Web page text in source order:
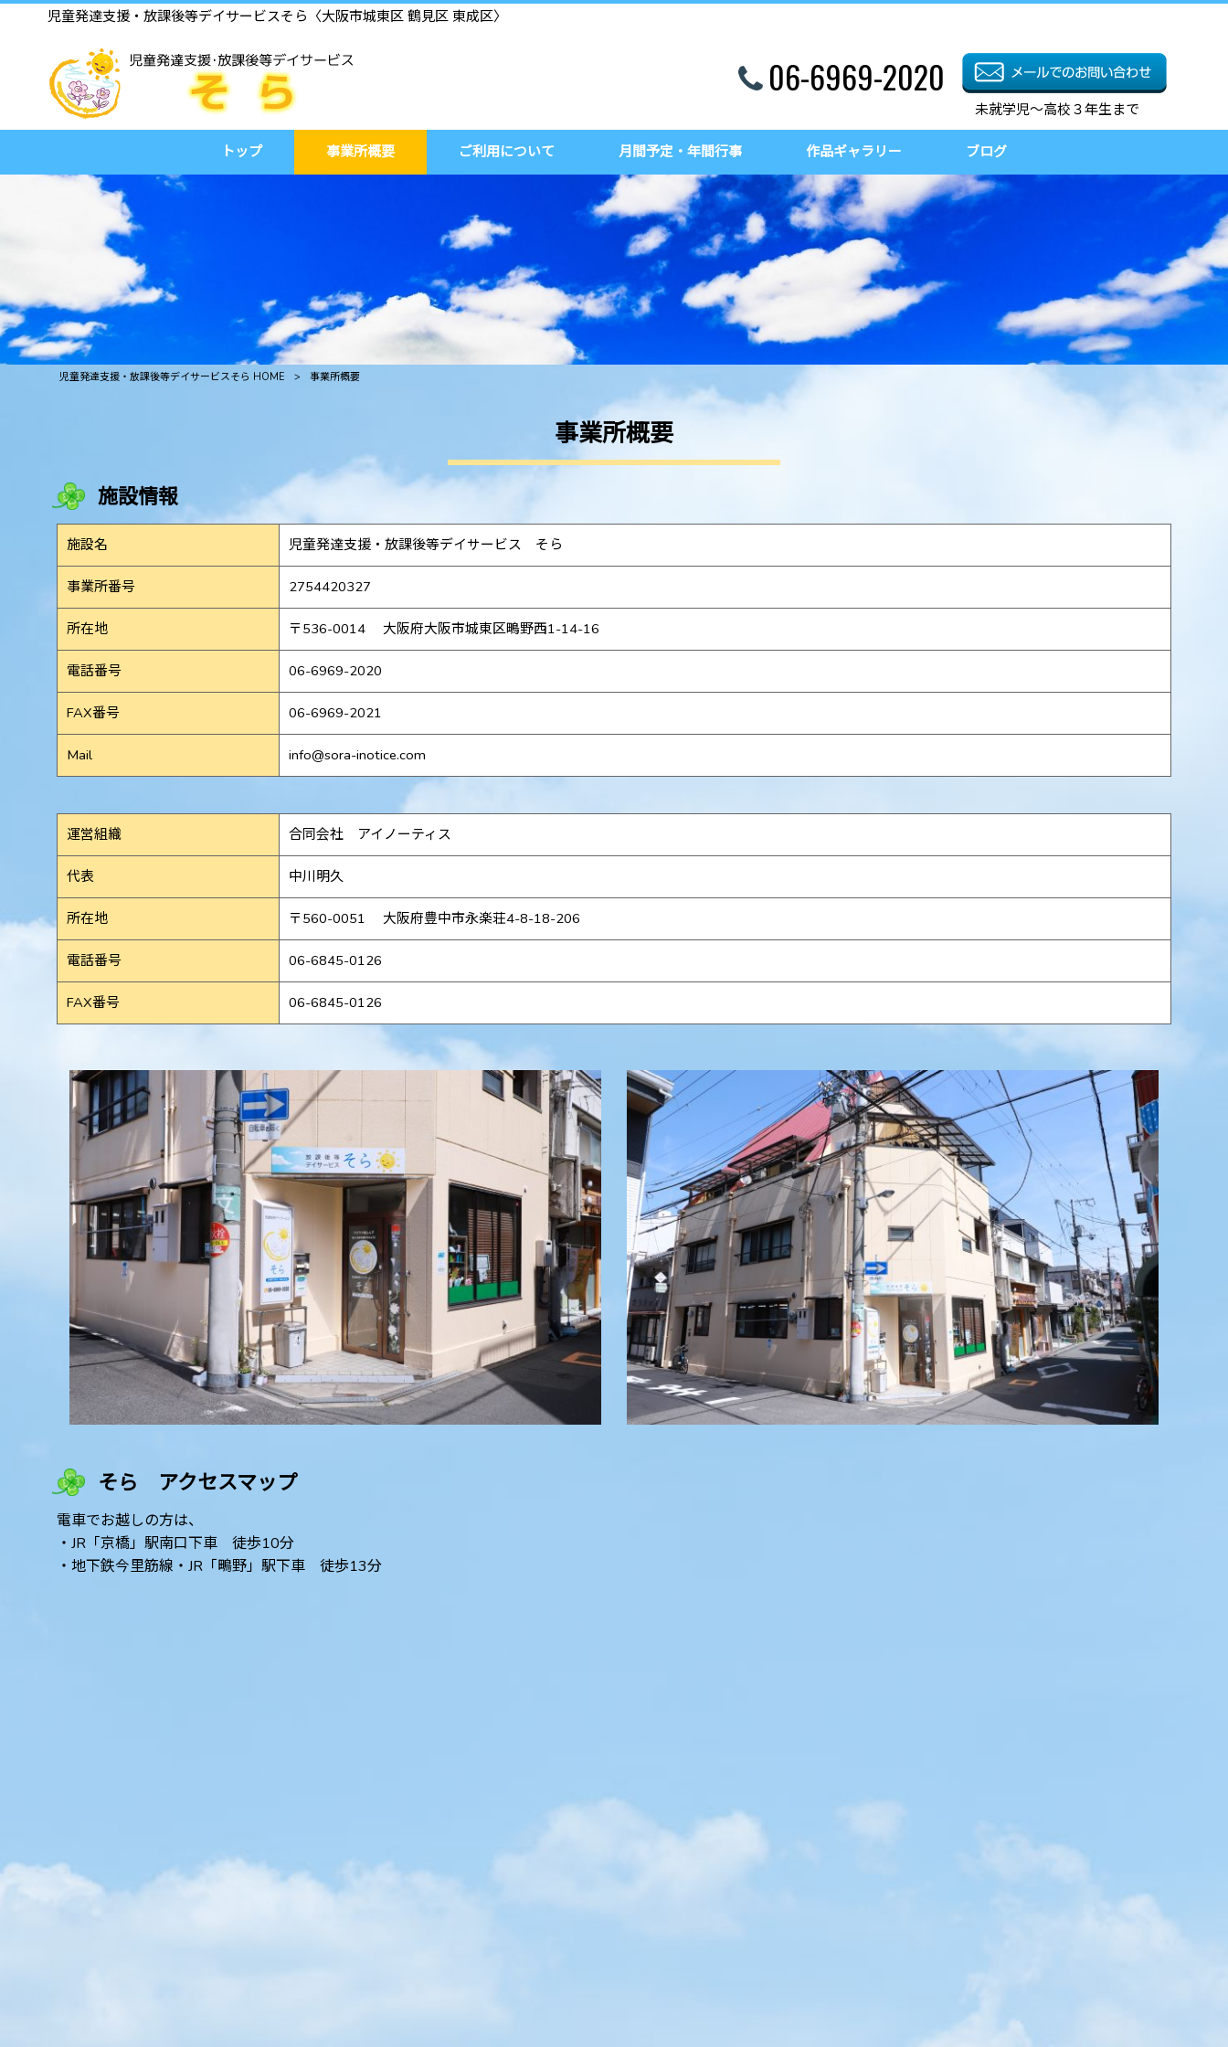
児童発達支援・放課後等デイサービスそら〈大阪市城東区 鶴見区 東成区〉
06-6969-2020
未就学児～高校３年生まで
トップ 事業所概要 ご利用について 月間予定・年間行事 作品ギャラリー ブログ
児童発達支援・放課後等デイサービスそら HOME > 事業所概要
事業所概要
施設情報
施設名 児童発達支援・放課後等デイサービス そら
事業所番号 2754420327
所在地 〒536-0014 大阪府大阪市城東区鴫野西1-14-16
電話番号 06-6969-2020
FAX番号 06-6969-2021
Mail info@sora-inotice.com
運営組織 合同会社 アイノーティス
代表 中川明久
所在地 〒560-0051 大阪府豊中市永楽荘4-8-18-206
電話番号 06-6845-0126
FAX番号 06-6845-0126
そら アクセスマップ
電車でお越しの方は、
・JR「京橋」駅南口下車 徒歩10分
・地下鉄今里筋線・JR「鴫野」駅下車 徒歩13分